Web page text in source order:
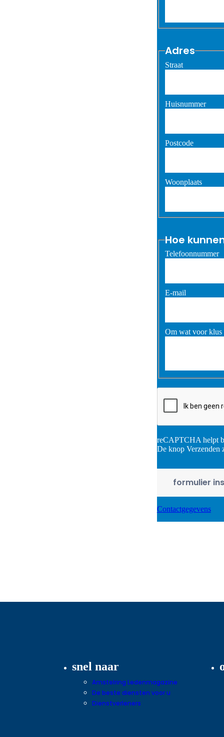
Adres
Straat
Huisnummer
Postcode
Woonplaats
Hoe
Telefoonnummer
E-mail
Om wat voor klus
reCAPTCHA helpt
De knop Verzenden
Contactgegevens
snel naar
Amstelring Ledenmagazine
De beste diensten voor u
Dienstverleners